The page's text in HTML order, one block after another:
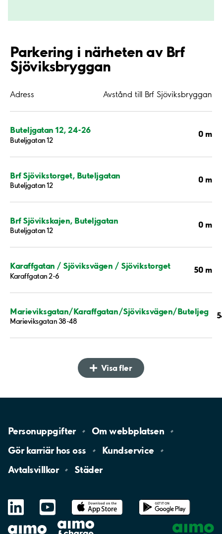
Parkering i närheten av Brf
Sjöviksbryggan
Adress Avstånd till Brf Sjöviksbryggan
Buteljgatan 12, 24-26
Buteljgatan 12
0 m
Brf Sjövikstorget, Buteljgatan
Buteljgatan 12
0 m
Brf Sjövikskajen, Buteljgatan
Buteljgatan 12
0 m
Karaffgatan / Sjöviksvägen / Sjövikstorget
Karaffgatan 2-6
50 m
Marieviksgatan/Karaffgatan/Sjöviksvägen/Buteljeg
Marieviksgatan 38-48
Visa fler
Personuppgifter Omwebbplatsen
Gör karriär hososs
Kundservice
Avtalsvillkor
Städer